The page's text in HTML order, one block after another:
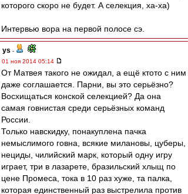
которого скоро не будет. А селекция, ха-ха)
Интервью вора на первой полосе сэ.
ys -
01 ноя 2014 05:14
От Матвея такого не ожидал, а ещё ктото с ним
даже соглашается. Парни, вы это серьёзно?
Восхищаться конской селекцией? Да она
самая говнистая среди серьёзных команд
России.
Только навскидку, понакуплена пачка
немыслимого говна, всякие милановы, цуберы,
нециды, чилийский марк, который одну игру
играет, три в лазарете, бразильский хлыщ по
цене Промеса, тока в 10 раз хуже, та палка,
которая единственный раз выстрелила против